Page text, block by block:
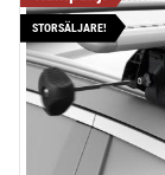
STORSÄLJARE!